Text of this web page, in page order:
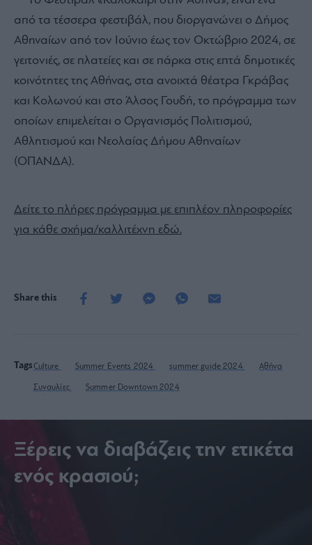
από τα τέσσερα φεστιβάλ, που διοργανώνει ο Δήμος
Αθηναίων από τον Ιούνιο έως τον Οκτώβριο 2024, σε
γειτονιές, σε πλατείες και σε πάρκα στις επτά δημοτικές
κοινότητες της Αθήνας, στα ανοιχτά θέατρα Γκράβας
και Κολωνού και στο Άλσος Γουδή, το πρόγραμμα των
οποίων επιμελείται ο Οργανισμός Πολιτισμού,
Αθλητισμού και Νεολαίας Δήμου Αθηναίων
(ΟΠΑΝΔΑ).
Δείτε το πλήρες πρόγραμμα με επιπλέον πληροφορίες
για κάθε σχήμα/καλλιτέχνη εδώ.
Share this
Tags Culture Summer Events 2024 summer guide 2024 Αθήνα
Συναυλίες Summer Downtown 2024
Ξέρεις να διαβάζεις την ετικέτα
ενός κρασιού;